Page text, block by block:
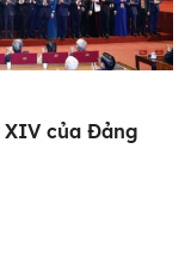
của Đảng